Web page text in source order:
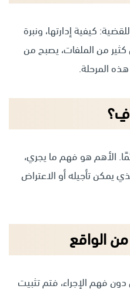
كيفية إدارتها، ونبرة
من الملفات، يصبح من
المرحلة.
الأهم هو فهم ما يجري،
يمكن تأجيله أو الاعتراض
فهم الإجراء، فتم تثبيت